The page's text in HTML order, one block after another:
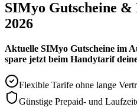
SIMyo Gutscheine &
2026
Aktuelle SIMyo Gutscheine im
spare jetzt beim Handytarif
Flexible Tarife ohne lange
Günstige Prepaid- und